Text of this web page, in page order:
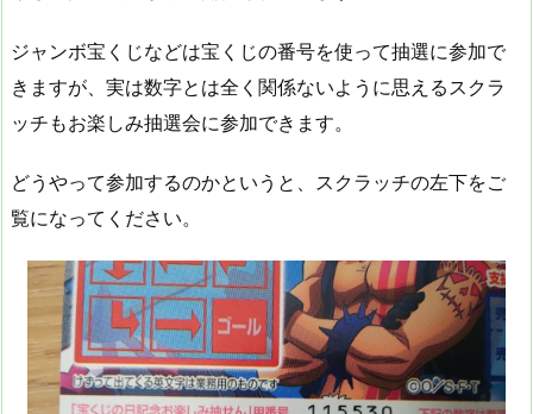
ジャンボ宝くじなどは宝くじの番号を使って抽選に参加で
きますが、実は数字とは全く関係ないように思えるスクラ
ッチもお楽しみ抽選会に参加できます。
どうやって参加するのかというと、スクラッチの左下をご
覧になってください。